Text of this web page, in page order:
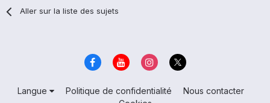
Aller sur la liste des sujets
Langue Politique de confidentialité
Nous contacter